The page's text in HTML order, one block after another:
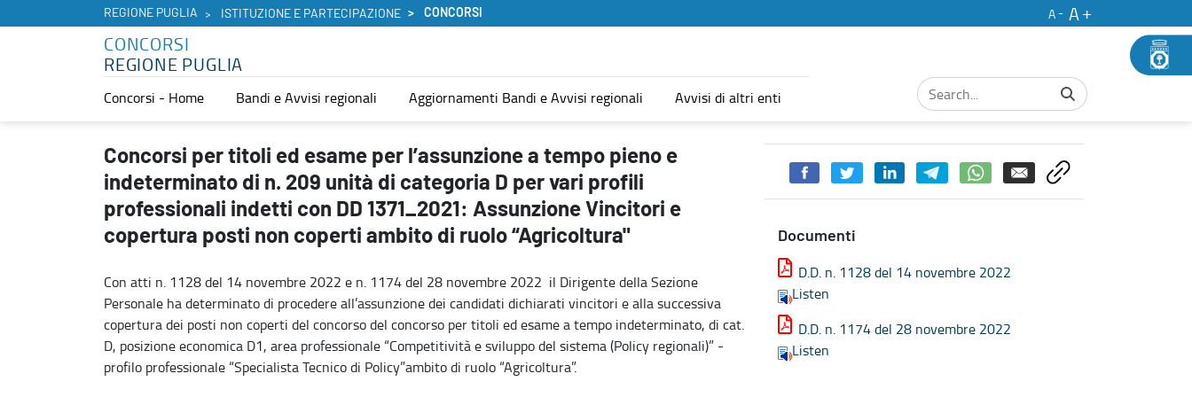
REGIONE PUGLIA ISTITUZIONE E PARTECIPAZIONE CONCORSI A
A
CONCORSI
REGIONE PUGLIA
Concorsi - Home Bandi e Avvisi regionali Aggiornamenti Bandi e Avvisi regionali Avvisi di altri enti
Concorsi per titoli ed esame per l’assunzione a tempo pieno e indeterminato di n. 209 unità di categoria D per vari profili professionali indetti con DD 1371_2021: Assunzione Vincitori e copertura
Concorsi per titoli ed esame per l’assunzione a tempo pieno e
indeterminato di n. 209 unità di categoria D per vari profili
professionali indetti con DD 1371_2021: Assunzione Vincitori e
copertura posti non coperti ambito di ruolo “Agricoltura"
Con atti n. 1128 del 14 novembre 2022 e n. 1174 del 28 novembre 2022 il Dirigente della Sezione
Personale ha determinato di procedere all’assunzione dei candidati dichiarati vincitori e alla successiva
copertura dei posti non coperti del concorso del concorso per titoli ed esame a tempo indeterminato, di cat.
D, posizione economica D1, area professionale “Competitività e sviluppo del sistema (Policy regionali)” -
profilo professionale “Specialista Tecnico di Policy”ambito di ruolo “Agricoltura”.
Documenti
D.D. n. 1128 del 14 novembre 2022
Listen
D.D. n. 1174 del 28 novembre 2022
Listen